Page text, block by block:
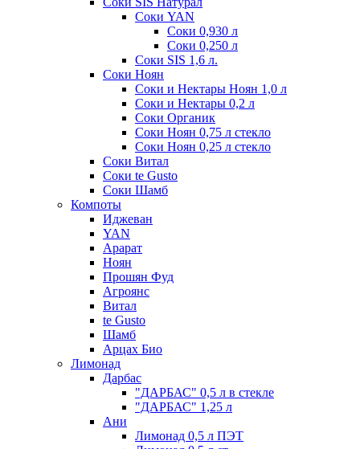
Соки YAN
Соки 0,930 л
Соки 0,250 л
Соки SIS 1,6 л.
Соки Ноян
Соки и Нектары Ноян 1,0 л
Соки и Нектары 0,2 л
Соки Органик
Соки Ноян 0,75 л стекло
Соки Ноян 0,25 л стекло
Соки Витал
Соки te Gusto
Соки Шамб
Компоты
Иджеван
YAN
Арарат
Ноян
Прошян Фуд
Агроянс
Витал
te Gusto
Шамб
Арцах Био
Лимонад
Дарбас
"ДАРБАС" 0,5 л в стекле
"ДАРБАС" 1,25 л
Ани
Лимонад 0,5 л ПЭТ